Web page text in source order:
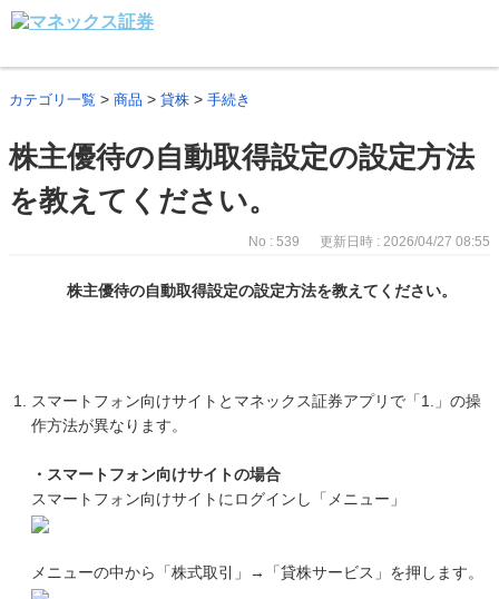
カテゴリ一覧 > 商品 > 貸株 > 手続き
株主優待の自動取得設定の設定方法
を教えてください。
No : 539 更新日時 : 2026/04/27 08:55
株主優待の自動取得設定の設定方法を教えてください。
スマートフォン向けサイトとマネックス証券アプリで「1.」の操
作方法が異なります。
・スマートフォン向けサイトの場合
スマートフォン向けサイトにログインし「メニュー」
メニューの中から「株式取引」→「貸株サービス」を押します。